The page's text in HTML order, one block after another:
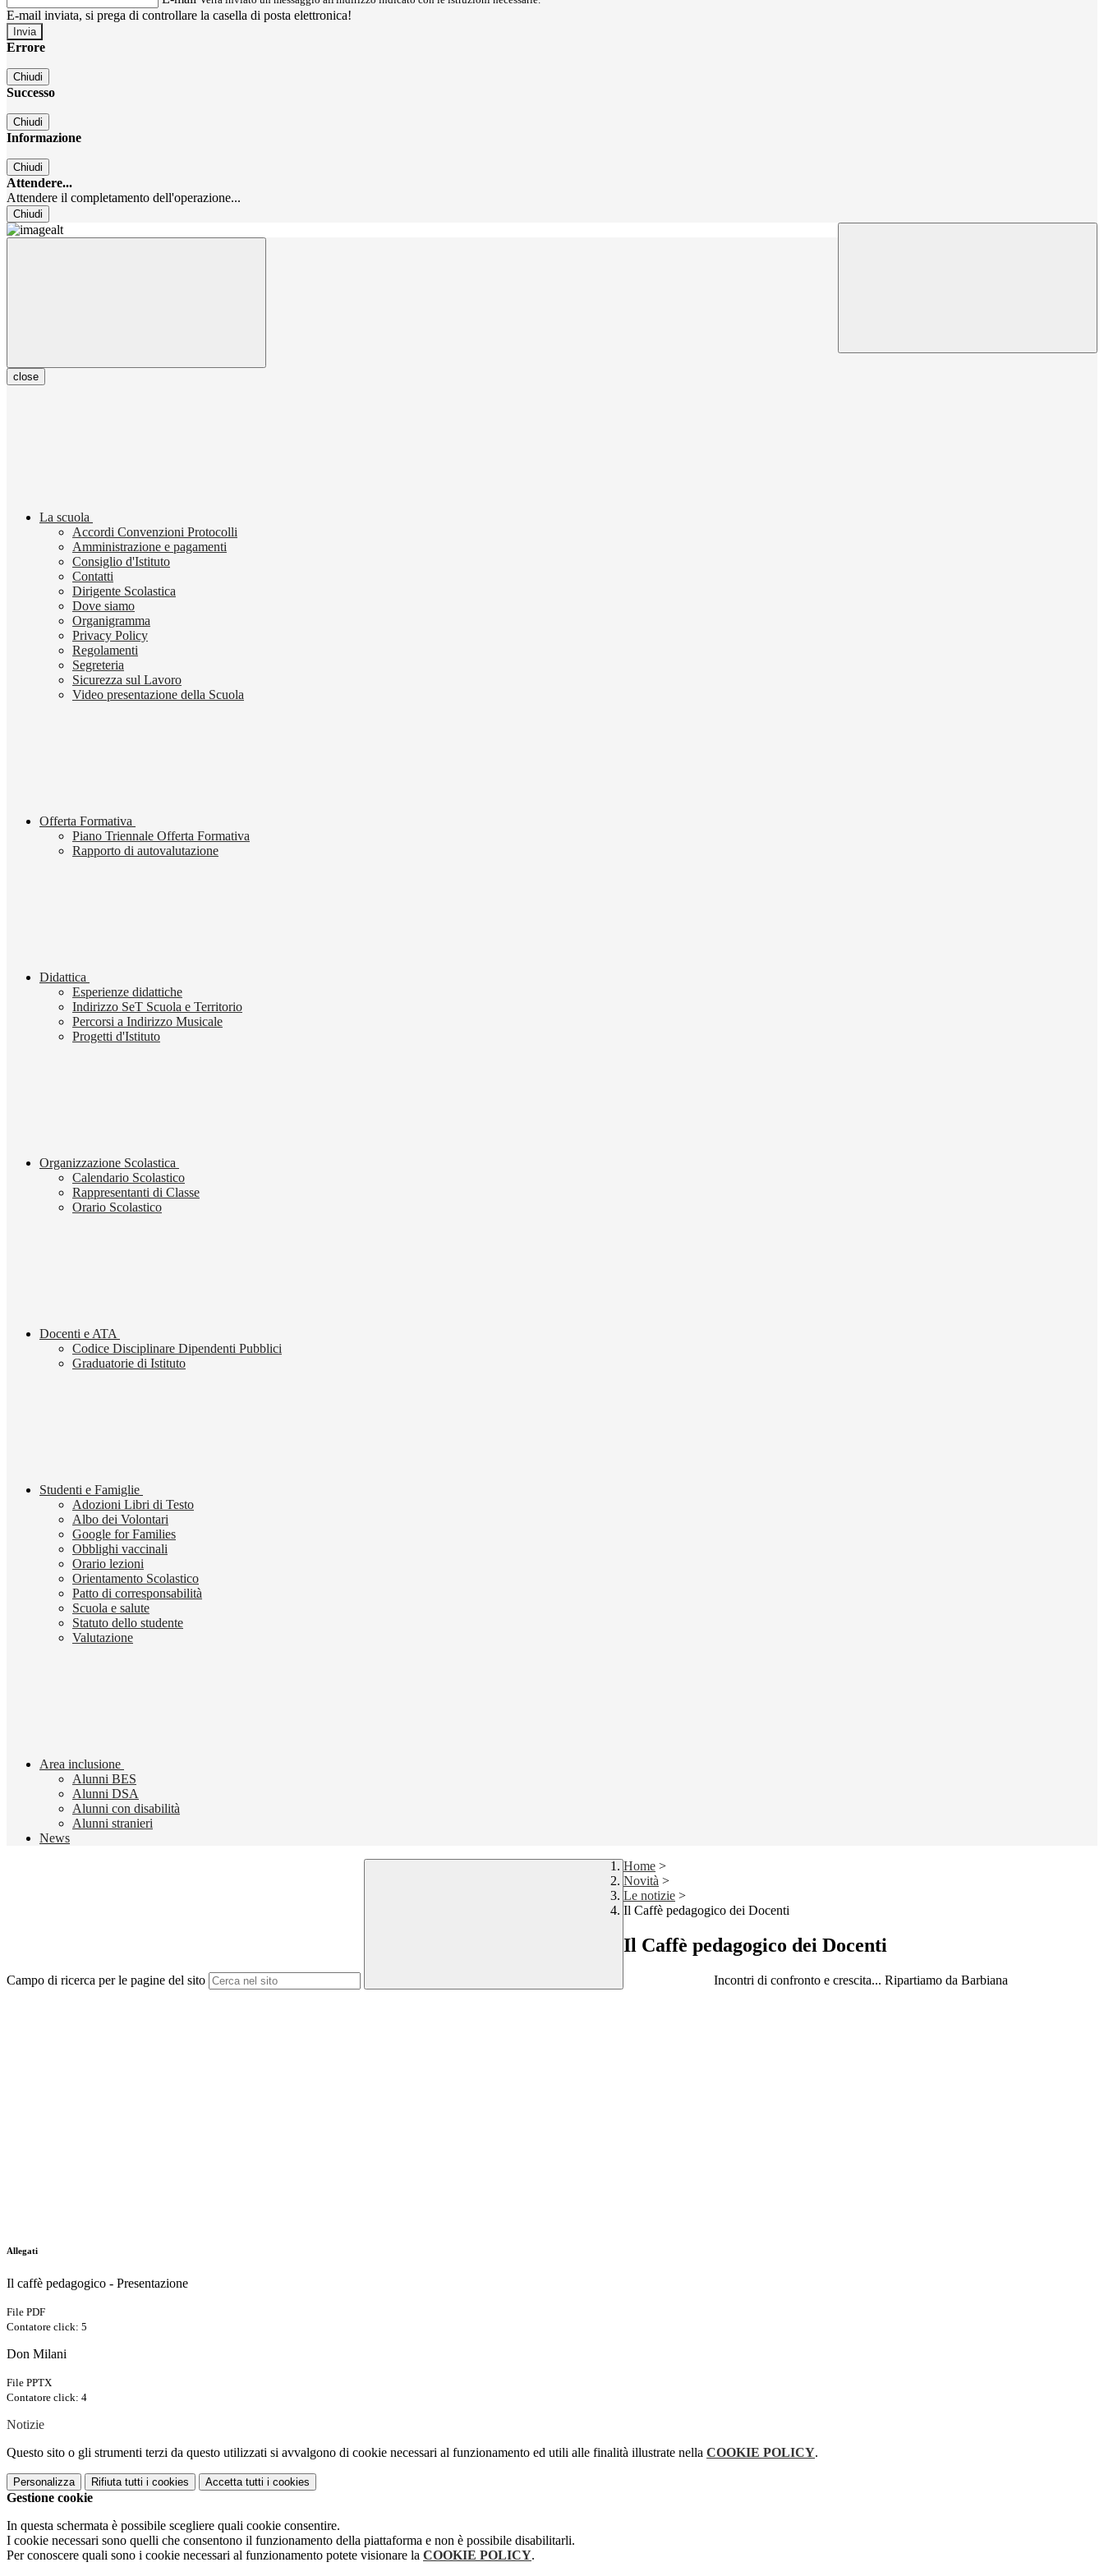
E-mail inviata, si prega di controllare la casella di posta elettronica!
Errore
Chiudi
Successo
Chiudi
Informazione
Chiudi
Attendere...
Attendere il completamento dell'operazione...
Chiudi
close
La scuola
Accordi Convenzioni Protocolli
Amministrazione e pagamenti
Consiglio d'Istituto
Contatti
Dirigente Scolastica
Dove siamo
Organigramma
Privacy Policy
Regolamenti
Segreteria
Sicurezza sul Lavoro
Video presentazione della Scuola
Offerta Formativa
Piano Triennale Offerta Formativa
Rapporto di autovalutazione
Didattica
Esperienze didattiche
Indirizzo SeT Scuola e Territorio
Percorsi a Indirizzo Musicale
Progetti d'Istituto
Organizzazione Scolastica
Calendario Scolastico
Rappresentanti di Classe
Orario Scolastico
Docenti e ATA
Codice Disciplinare Dipendenti Pubblici
Graduatorie di Istituto
Studenti e Famiglie
Adozioni Libri di Testo
Albo dei Volontari
Google for Families
Obblighi vaccinali
Orario lezioni
Orientamento Scolastico
Patto di corresponsabilità
Scuola e salute
Statuto dello studente
Valutazione
Area inclusione
Alunni BES
Alunni DSA
Alunni con disabilità
Alunni stranieri
News
Campo di ricerca per le pagine del sito
Home >
Novità >
Le notizie >
Il Caffè pedagogico dei Docenti
Il Caffè pedagogico dei Docenti
Incontri di confronto e crescita... Ripartiamo da Barbiana
Allegati
Il caffè pedagogico - Presentazione
File PDF
Contatore click: 5
Don Milani
File PPTX
Contatore click: 4
Notizie
Questo sito o gli strumenti terzi da questo utilizzati si avvalgono di cookie necessari al funzionamento ed utili alle finalità illustrate nella COOKIE POLICY.
Personalizza Rifiuta tutti i cookies Accetta tutti i cookies
Gestione cookie
In questa schermata è possibile scegliere quali cookie consentire.
I cookie necessari sono quelli che consentono il funzionamento della piattaforma e non è possibile disabilitarli.
Per conoscere quali sono i cookie necessari al funzionamento potete visionare la COOKIE POLICY.